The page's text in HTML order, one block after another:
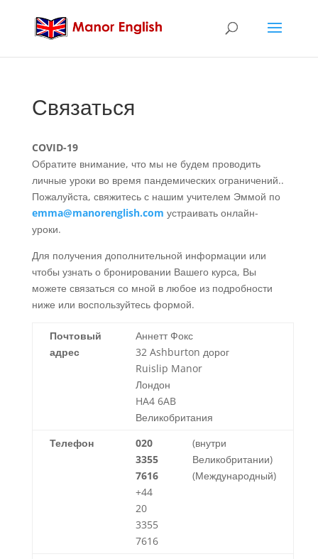
Связаться
COVID-19
Обратите внимание, что мы не будем проводить
личные уроки во время пандемических ограничений..
Пожалуйста, свяжитесь с нашим учителем Эммой по
emma@manorenglish.com устраивать онлайн-
уроки.
Для получения дополнительной информации или
чтобы узнать о бронировании Вашего курса, Вы
можете связаться со мной в любое из подробности
ниже или воспользуйтесь формой.
Почтовый
адрес
Аннетт Фокс
32 Ashburton дорог
Ruislip Manor
Лондон
HA4 6AB
Великобритания
Телефон
020
3355
7616
+44
20
3355
7616
(внутри
Великобритании)
(Международный)